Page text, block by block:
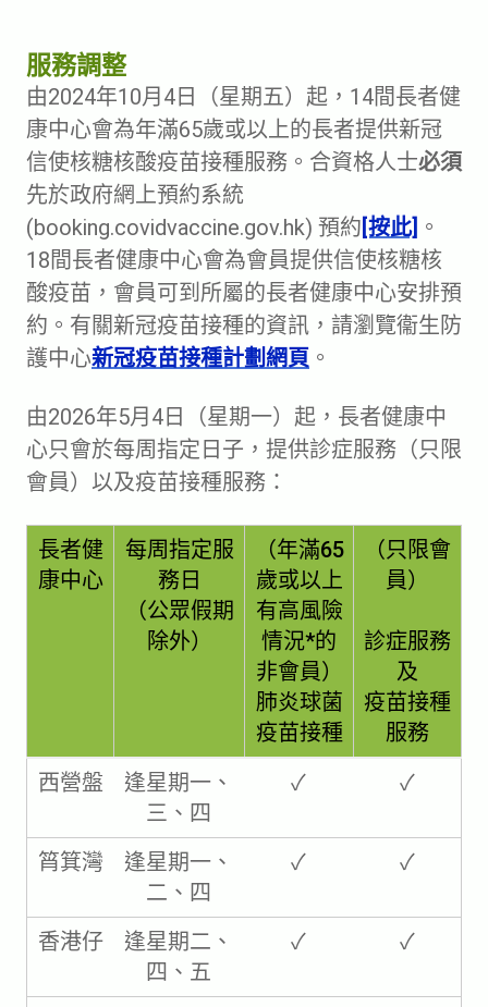
服務調整​
由2024年10月4日（星期五）起，14間長者健
康中心會為年滿65歲或以上的長者提供新冠
信使核糖核酸疫苗接種服務。合資格人士必須
先於政府網上預約系統
(booking.covidvaccine.gov.hk) 預約[按此] 。
18間長者健康中心會為會員提供信使核糖核
酸疫苗，會員可到所屬的長者健康中心安排預
約。​有關新冠疫苗接種的資訊，請瀏覽衞生防
護中心新冠疫苗接種計劃網頁 。​
由2026年5月4日（星期一）起​，長者健康中
心只會於每周指定日子，提供診症服務（只限
會員）以及疫苗接種服務：
長者健
康中心
每周指定服
務日​
（公眾假期
除外）
（年滿65
歲或以上
有高風險
情況*的
非會員）
肺炎球菌
疫苗接種
（只限會
員）​
診症服務
及​
疫苗接種
服務​
西營盤
逢星期一、
三、四​
✓ ✓
筲箕灣​
逢星期一、
二、四​
✓ ✓
香港仔
逢星期二、
四、五​
✓ ✓